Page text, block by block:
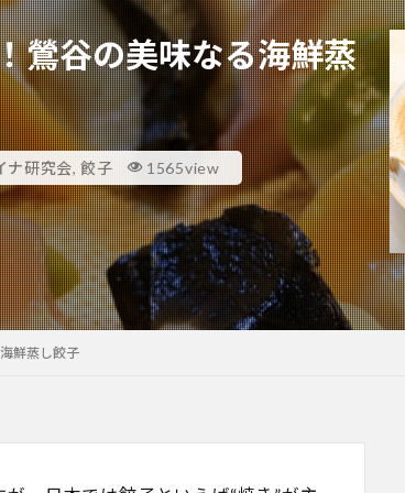
鶯谷の美味なる海鮮蒸
ナ研究会,餃子 1565view
鮮蒸し餃子